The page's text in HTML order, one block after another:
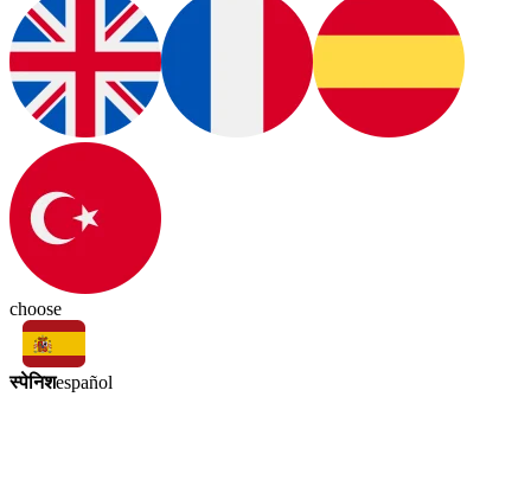
choose
स्पेनिशespañol